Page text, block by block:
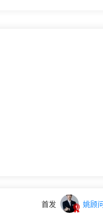
首发 姚顾问